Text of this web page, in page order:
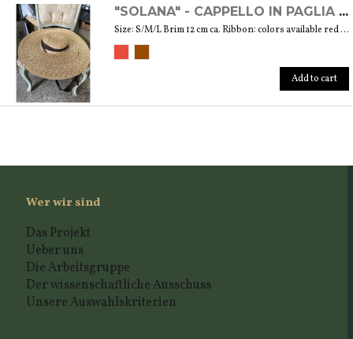
"SOLANA" - CAPPELLO IN PAGLIA NATURALE
Size: S/M/L Brim 12 cm ca. Ribbon: colors available red and brown
Add to cart
Wer wir sind
Das Projekt
Ueber uns
Die Arbeitsgruppe
Der wissenschaftliche Ausschuss
Unsere Auswahlskriterien